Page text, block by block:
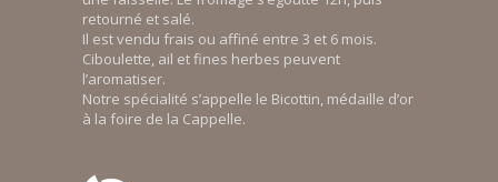
retourné et salé.
Il est vendu frais ou affiné entre 3 et 6 mois.
Ciboulette, ail et fines herbes peuvent
l’aromatiser.
Notre spécialité s’appelle le Bicottin, médaille d’or
à la foire de la Cappelle.